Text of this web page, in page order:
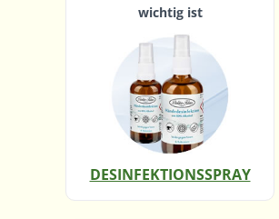
wichtig ist
DESINFEKTIONSSPRAY